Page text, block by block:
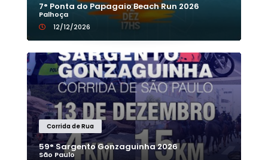
7° Ponta do Papagaio Beach Run 2026
Palhoça
12/12/2026
Corrida de Rua
59° Sargento Gonzaguinha 2026
São Paulo